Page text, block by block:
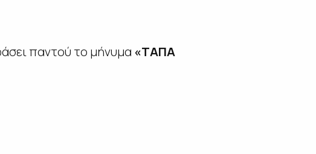
παντού το μήνυμα «ΤΑΠΑ